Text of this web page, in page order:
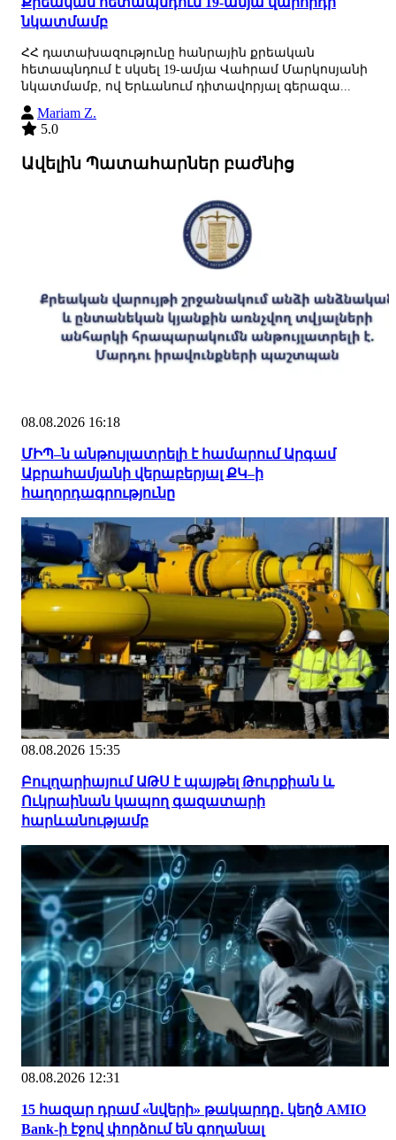
նկատմամբ
ՀՀ դատախազությունը հանրային քրեական
հետապնդում է սկսել 19-ամյա Վահրամ Մարկոսյանի
նկատմամբ, ով Երևանում դիտավորյալ գերազա...
Mariam Z.
5.0
Ավելին Պատահարներ բաժնից
08.08.2026 16:18
ՄԻՊ–ն անթույլատրելի է համարում Արգամ
Աբրահամյանի վերաբերյալ ՔԿ–ի
հաղորդագրությունը
08.08.2026 15:35
Բուլղարիայում ԱԹՍ է պայթել Թուրքիան և
Ուկրաինան կապող գազատարի
հարևանությամբ
08.08.2026 12:31
15 հազար դրամ «նվերի» թակարդը․ կեղծ AMIO
Bank-ի էջով փորձում են գողանալ